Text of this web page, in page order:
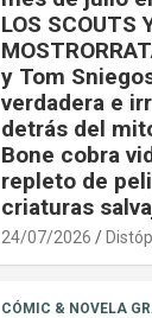
LOS SCOUTS
y Tom
verdadera e
detrás del
Bone cobra
repleto de
criaturas
24/07/2026
CÓMIC & NOVELA